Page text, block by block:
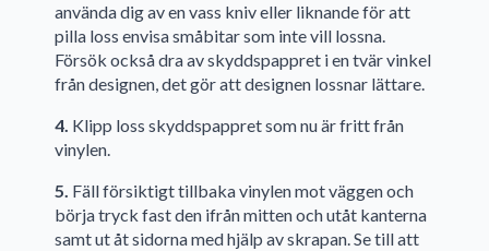
använda dig av en vass kniv eller liknande för att
pilla loss envisa småbitar som inte vill lossna.
Försök också dra av skyddspappret i en tvär vinkel
från designen, det gör att designen lossnar lättare.
4. Klipp loss skyddspappret som nu är fritt från
vinylen.
5. Fäll försiktigt tillbaka vinylen mot väggen och
börja tryck fast den ifrån mitten och utåt kanterna
samt ut åt sidorna med hjälp av skrapan. Se till att